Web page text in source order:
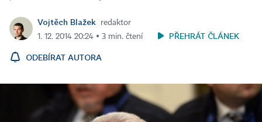
Vojtěch Blažek
redaktor
1. 12. 2014 20:24 ▪ 3 min. čtení
PŘEHRÁT ČLÁNEK
ODEBÍRAT AUTORA